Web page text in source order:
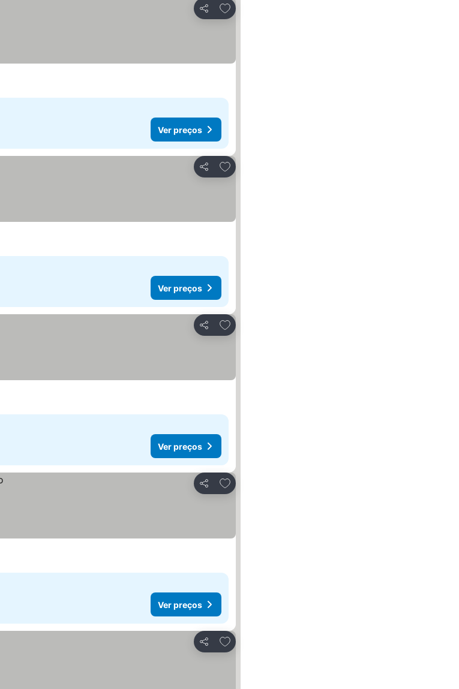
Partilhar
Adicionar aos favoritos
Ver preços
Partilhar
Adicionar aos favoritos
Ver preços
Partilhar
Adicionar aos favoritos
Ver preços
Partilhar
Adicionar aos favoritos
Ver preços
Partilhar
Adicionar aos favoritos